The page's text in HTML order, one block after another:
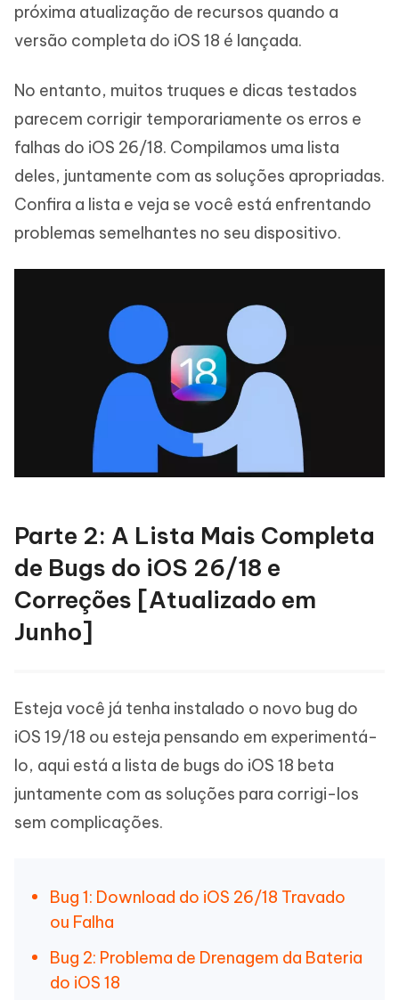
próxima atualização de recursos quando a
versão completa do iOS 18 é lançada.
No entanto, muitos truques e dicas testados
parecem corrigir temporariamente os erros e
falhas do iOS 26/18. Compilamos uma lista
deles, juntamente com as soluções apropriadas.
Confira a lista e veja se você está enfrentando
problemas semelhantes no seu dispositivo.
Parte 2: A Lista Mais Completa
de Bugs do iOS 26/18 e
Correções [Atualizado em
Junho]
Esteja você já tenha instalado o novo bug do
iOS 19/18 ou esteja pensando em experimentá-
lo, aqui está a lista de bugs do iOS 18 beta
juntamente com as soluções para corrigi-los
sem complicações.
Bug 1: Download do iOS 26/18 Travado
ou Falha
Bug 2: Problema de Drenagem da Bateria
do iOS 18